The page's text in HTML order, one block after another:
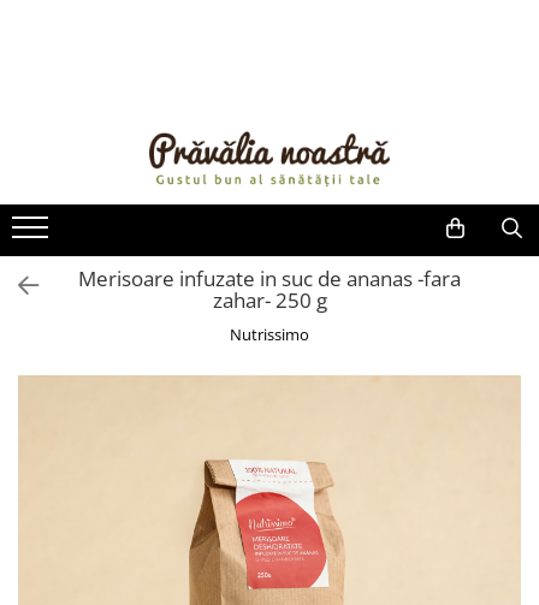
ULEIURI ȘI UNTURI
MĂSLINE
NUCI ȘI SEMINȚE
FRUCTE DESHIDRATATE
ÎNDULCITORI NATURALI / MIERE
BĂUTURI / LAPTE VEGETAL
CREME ȘI PASTE TARTINABILE
Merisoare infuzate in suc de ananas -fara
zahar- 250 g
Nutrissimo